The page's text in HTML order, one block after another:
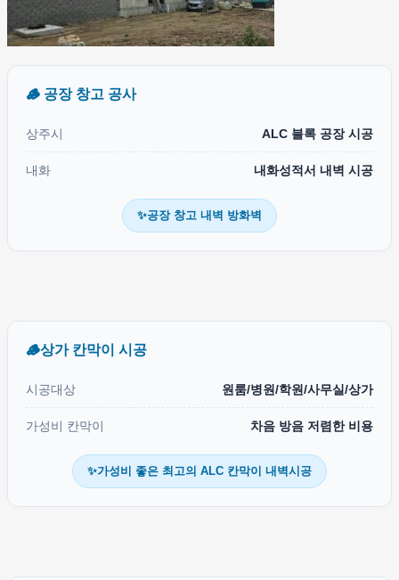
🪵 공장 창고 공사
상주시 ALC 블록 공장 시공
내화 내화성적서 내벽 시공
✨공장 창고 내벽 방화벽
🪵상가 칸막이 시공
시공대상 원룸/병원/학원/사무실/상가
가성비 칸막이 차음 방음 저렴한 비용
✨가성비 좋은 최고의 ALC 칸막이 내벽시공